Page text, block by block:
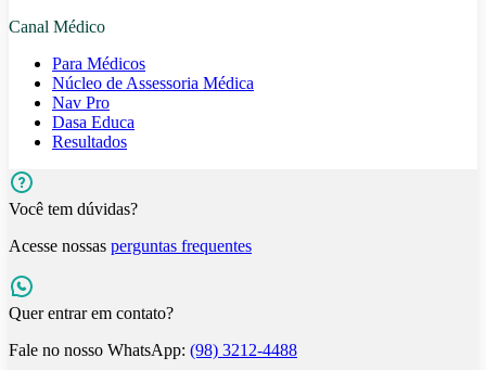
Canal Médico
Para Médicos
Núcleo de Assessoria Médica
Nav Pro
Dasa Educa
Resultados
Você tem dúvidas?
Acesse nossas perguntas frequentes
Quer entrar em contato?
Fale no nosso WhatsApp: (98) 3212-4488